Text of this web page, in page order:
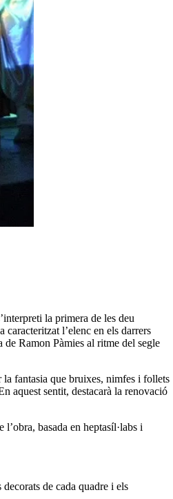
la primera de les deu
l’elenc en els darrers
de Ramon Pàmies al ritme del segle
fantasia que bruixes, nimfes i follets
aquest sentit, destacarà la renovació
basada en heptasíl·labs i
de cada quadre i els